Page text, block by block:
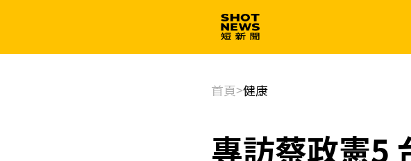
首頁>健康
專訪蔡政憲5